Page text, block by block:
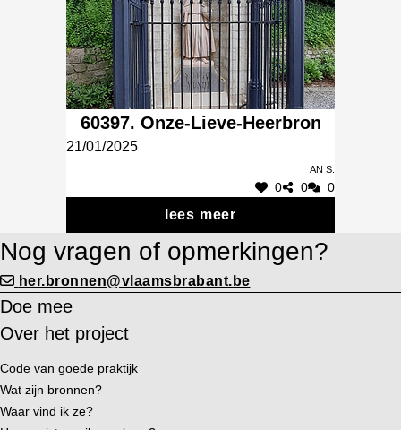
60397. Onze-Lieve-Heerbron
21/01/2025
An S.
0 0 0
lees meer
Nog vragen of opmerkingen?
her.bronnen@vlaamsbrabant.be
Doe mee
Over het project
Code van goede praktijk
Wat zijn bronnen?
Waar vind ik ze?